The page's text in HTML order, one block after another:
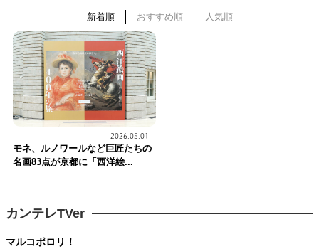
新着順 おすすめ順 人気順
2026.05.01
モネ、ルノワールなど巨匠たちの
名画83点が京都に「西洋絵...
カンテレTVer
マルコポロリ！